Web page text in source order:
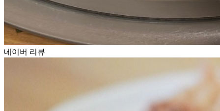
네이버 리뷰